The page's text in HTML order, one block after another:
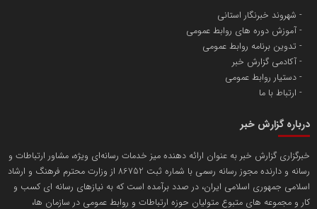
پایگاه اطلاع رسانی اعتلای نهادهای مردمی
تریبون
انتشار گسترده محتوا در رسانه گزارش خبر
مسعودصادقی
شهروند خبرنگار استانی
آموزش دوره های روابط عمومی
تدوین برنامه روابط عمومی
آکادمی گزارش خبر
دستیار روابط عمومی
ارتباط با ما
درباره گزارش خبر
خبرگزاری گزارش خبر به عنوان ارائه دهنده میز خدمات رسانه‌ای ویژه، مشاور ارتباطات و
رسانه و دارنده مجوز رسانه رسمی با شماره ثبت 86752 از وزارت محترم فرهنگ و ارشاد
اسلامی جمهوری اسلامی ایران، در صدد برآمده است که به نیازهای رسانه ای کسب و
کار و مجموعه های متبوع متولیان حوزه ارتباطات و روابط عمومی در سازمان ها،